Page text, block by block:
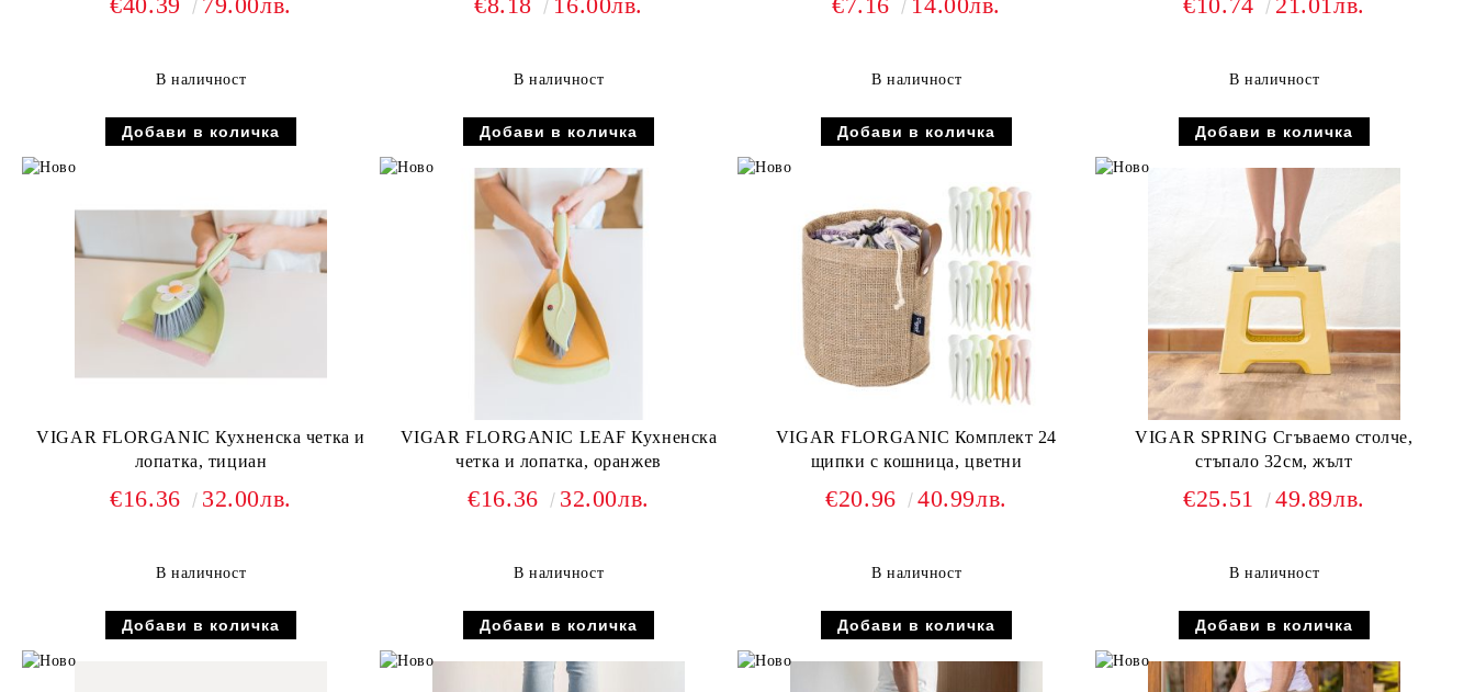
В наличност В наличност В наличност В наличност
VIGAR FLORGANIC Кухненска четка и
лопатка, тициан
€16.36 32.00лв.
В наличност
VIGAR FLORGANIC LEAF Кухненска
четка и лопатка, оранжев
€16.36 32.00лв.
В наличност
VIGAR FLORGANIC Комплект 24
щипки с кошница, цветни
€20.96 40.99лв.
В наличност
VIGAR SPRING Сгъваемо столче,
стъпало 32см, жълт
€25.51 49.89лв.
В наличност